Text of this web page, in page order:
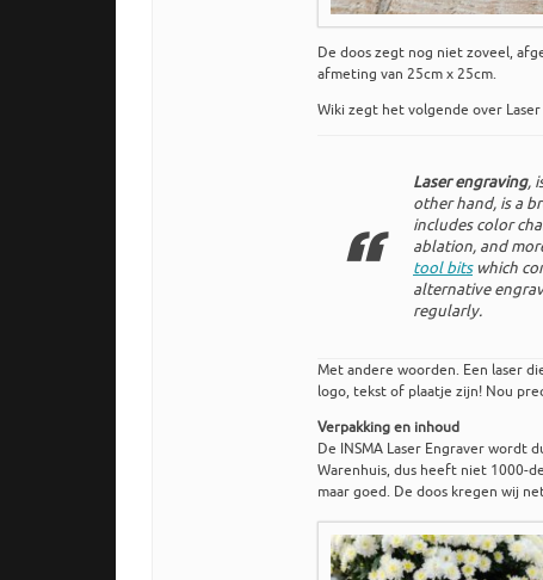
De doos zegt nog niet zoveel,
afmeting van 25cm x 25cm.
Wiki zegt het volgende over Laser
Laser engraving,
other hand, is a
includes color
ablation, and
tool bitswhich
alternative
regularly.
Met andere woorden. Een laser
logo, tekst of plaatje zijn! Nou
Verpakking en inhoud
De INSMA Laser Engraver wordt
Warenhuis, dus heeft niet 1000-
maar goed. De doos kregen wij